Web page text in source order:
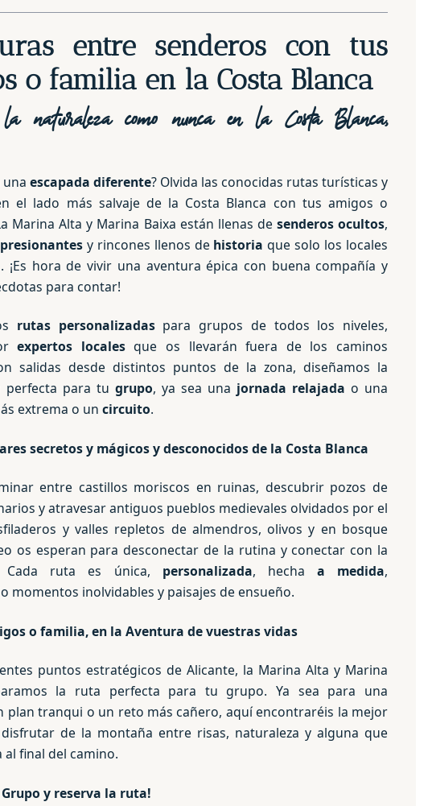
entre senderos con tus
o familia en la Costa Blanca
la naturaleza como nunca en la Costa Blanca,
una escapada diferente? Olvida las conocidas rutas turísticas y
el lado más salvaje de la Costa Blanca con tus amigos o
Marina Alta y Marina Baixa están llenas de senderos ocultos,
y rincones llenos de historia que solo los locales
¡Es hora de vivir una aventura épica con buena compañía y
para contar!
rutas personalizadaspara grupos de todos los niveles,
expertos localesque os llevarán fuera de los caminos
salidas desde distintos puntos de la zona, diseñamos la
perfecta para tu grupo, ya sea una jornada relajada o una
extrema o un circuito.
secretos y mágicos y desconocidosde la Costa Blanca
entre castillos moriscos en ruinas, descubrir pozos de
y atravesar antiguos pueblos medievales olvidados por el
y valles repletos de almendros, olivos y en bosque
os esperan para desconectar de la rutina y conectar con la
Cada ruta es única, personalizada, hecha a medida,
momentos inolvidables y paisajes de ensueño.
o familia, en la Aventura de vuestras vidas
puntos estratégicos de Alicante, la Marina Alta y Marina
la ruta perfecta para tu grupo. Ya sea para una
plan tranqui o un reto más cañero, aquí encontraréis la mejor
de la montaña entre risas, naturaleza y alguna que
al final del camino.
Grupo y reserva la ruta!